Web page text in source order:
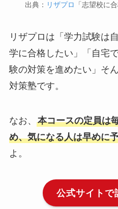
出典： リザプロ 「志望校に
リザプロは「学力試験は
学に合格したい」「自宅
験の対策を進めたい」そ
対策塾です。
なお、 本コースの定員は
め、気になる人は早めに
よ。
公式サイトで